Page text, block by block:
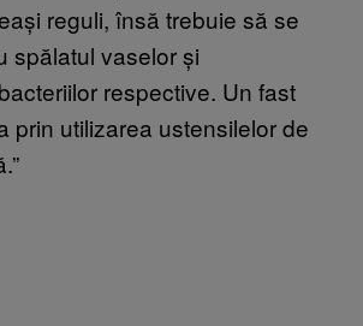
reguli, însă trebuie să se
spălatul vaselor și
respective. Un fast
prin utilizarea ustensilelor de